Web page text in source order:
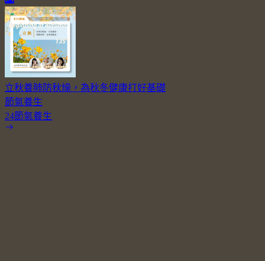
立秋養肺防秋燥，為秋冬健康打好基礎
節氣養生
24節氣養生